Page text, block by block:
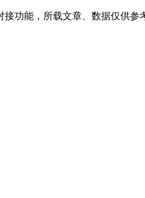
功能，所载文章、数据仅供